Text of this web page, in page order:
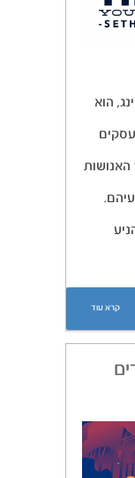
הוא
האנושות
קרא עוד